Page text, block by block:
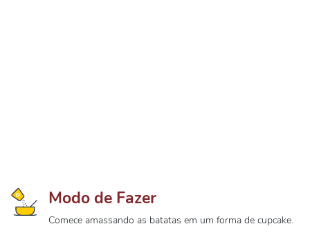
Modo de Fazer
Comece amassando as batatas em um forma de cupcake.